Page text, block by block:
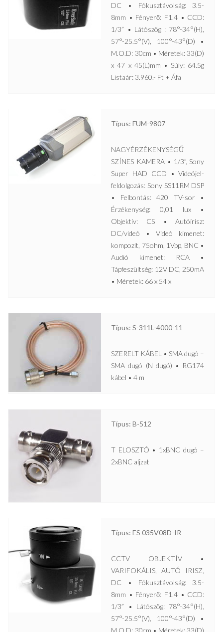
DC • Fókusztávolság: 3.5-
8mm • Fényerő: F1.4 • CCD:
1/3” • Látószög : 78°-34°(H),
57°-25.5°(V), 100°-43°(D) •
M.O.D: 30cm • Méretek: 33(D)
x 47 x 45(L)mm • Súly: 64.5g
Listaár: 3.960.- Ft + Áfa
Típus: FUM-9807
NAGYÉRZÉKENYSÉGŰ
SZÍNES KAMERA • 1/3”, Sony
Super HAD CCD • Videójel-
feldolgozás: Sony SS11RM DSP
• Felbontás: 420 TV-sor •
Érzékenység: 0,01 lux •
Objektív: CS • Autóírisz:
DC/videó • Videó kimenet:
kompozit, 75ohm, 1Vpp, BNC •
Audió kimenet: RCA •
Tápfeszültség: 12V DC, 250mA
• Méretek: 66 x 54 x
Típus: S-311L-4000-11
SZERELT KÁBEL • SMA dugó –
SMA dugó (N dugó) • RG174
kábel • 4 m
Típus: B-512
T ELOSZTÓ • 1xBNC dugó –
2xBNC aljzat
Típus: ES 035V08D-IR
CCTV OBJEKTÍV •
VARIFOKÁLIS, AUTÓ IRISZ,
DC • Fókusztávolság: 3.5-
8mm • Fényerő: F1.4 • CCD:
1/3” • Látószög: 78°-34°(H),
57°-25.5°(V), 100°-43°(D) •